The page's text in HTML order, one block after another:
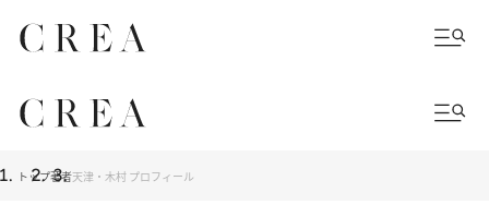
トップ著者天津・木村 プロフィール